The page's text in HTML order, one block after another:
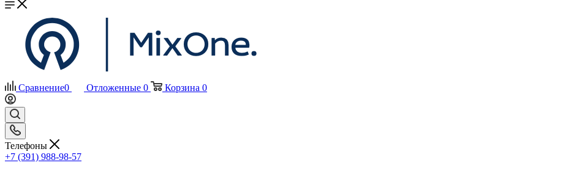
Сравнение0 Отложенные 0 Корзина 0
Телефоны
+7 (391) 988-98-57